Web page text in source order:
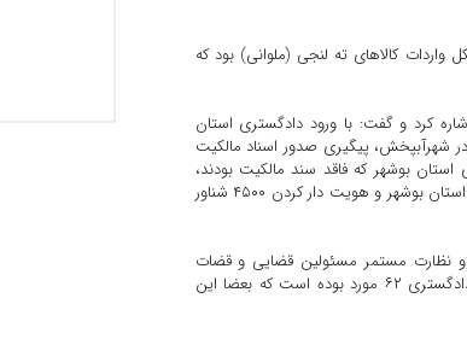
کالا‌های ته لنجی (ملوانی) بود که
کرد و گفت: با ورود دادگستری استان
مردم در شهرآبپخش، پیگیری صدور اسناد مالکیت
استان بوشهر که فاقد سند مالکیت بودند،
حدنگاری و جانمایی ۱۰۰ درصد اراضی منابع طبیعی استان، شناسایی بیش از ۵۰۰۰ قایق و شناور بی هویت در استان بوشهر و هویت دار کردن ۴۵۰۰ شناور
و نظارت مستمر مسئولین قضایی و قضات
دادگستری استان از زندان‌های استان در دستور کار بوده که فقط آمار سال گذشته بازدید توسط رئیس کل دادگستری ۶۲ مورد بوده است که بعضا این